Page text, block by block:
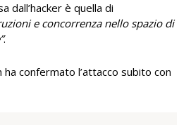
dall’hacker è quella di
e concorrenza nello spazio di
.
confermato l’attacco subito con